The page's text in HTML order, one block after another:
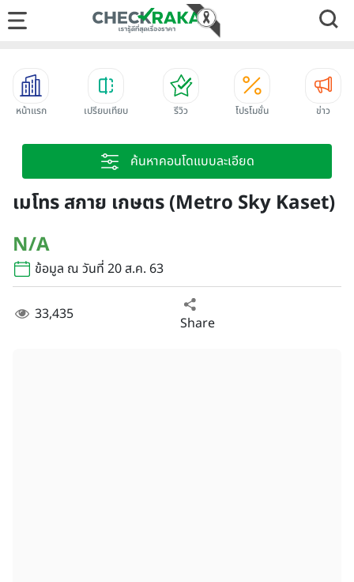
หน้าแรก เปรียบเทียบ รีวิว โปรโมชั่น ข่าว
ค้นหาคอนโดแบบละเอียด
เมโทร สกาย เกษตร (Metro Sky Kaset)
N/A
ข้อมูล ณ วันที่ 20 ส.ค. 63
33,435 Share